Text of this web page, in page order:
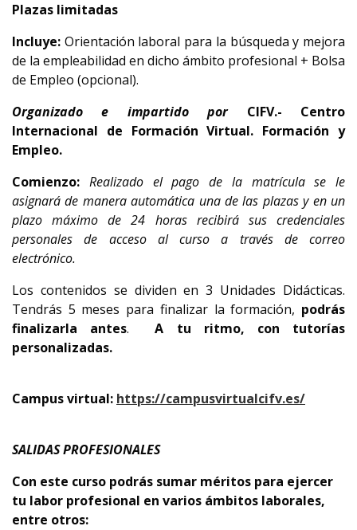
Plazas limitadas
Incluye: Orientación laboral para la búsqueda y mejora
de la empleabilidad en dicho ámbito profesional + Bolsa
de Empleo (opcional).
Organizado e impartido por CIFV.- Centro
Internacional de Formación Virtual. Formación y
Empleo.
Comienzo: Realizado el pago de la matrícula se le
asignará de manera automática una de las plazas y en un
plazo máximo de 24 horas recibirá sus credenciales
personales de acceso al curso a través de correo
electrónico.
Los contenidos se dividen en 3 Unidades Didácticas.
Tendrás 5 meses para finalizar la formación, podrás
finalizarla antes.
A tu ritmo, con tutorías
personalizadas.
Campus virtual: https://campusvirtualcifv.es/
SALIDAS PROFESIONALES
Con este curso podrás sumar méritos para ejercer
tu labor profesional en varios ámbitos laborales,
entre otros: